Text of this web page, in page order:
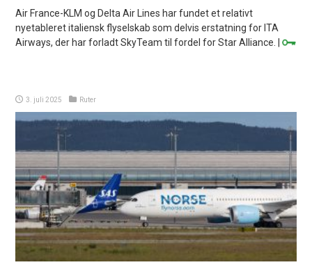
Air France-KLM og Delta Air Lines har fundet et relativt
nyetableret italiensk flyselskab som delvis erstatning for ITA
Airways, der har forladt SkyTeam til fordel for Star Alliance. |
3. juli 2025 Ruter